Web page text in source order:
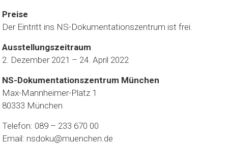
Preise
Der Eintritt ins NS-Dokumentationszentrum ist frei.
Ausstellungszeitraum
2. Dezember 2021 – 24. April 2022
NS-Dokumentationszentrum München
Max-Mannheimer-Platz 1
80333 München
Telefon: 089 – 233 670 00
Email: nsdoku@muenchen.de